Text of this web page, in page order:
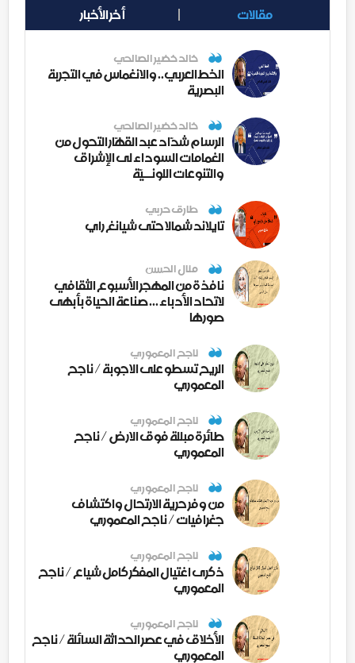
مقالات أخر الأخبار
خالد خضير الصالحي
الخط العربي.. والانغماس في التجربة
البصرية
خالد خضير الصالحي
الرسام شدّاد عبد القهّار التحول من
الغمامات السوداء لى الإشراق
والتنوعات اللونــيّة
طارق حربي
تايلاند شمالا حتى شيانغ راي
منال الحسن
نافذة من المهجر الأسبوع الثقافي
لاتحاد الأدباء ... صناعة الحياة بأبهى
صورها
ناجح المعموري
الريح تسطو على الاجوبة / ناجح
المعموري
ناجح المعموري
طائرة مبللة فوق الارض / ناجح
المعموري
ناجح المعموري
من وفر حرية الارتحال واكتشاف
جغرافيات / ناجح المعموري
ناجح المعموري
ذكرى اغتيال المفكر كامل شياع / ناجح
المعموري
ناجح المعموري
الأخلاق في عصر الحداثة السائلة / ناجح
المعموري